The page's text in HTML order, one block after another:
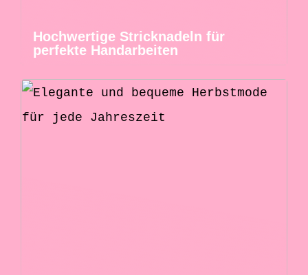
Hochwertige Stricknadeln für
perfekte Handarbeiten